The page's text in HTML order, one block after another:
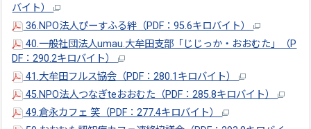
バイト）
36.NPO法人ぴーすふる絆（PDF：95.6キロバイト）
40.一般社団法人umau.大牟田支部「じじっか・おおむた」（P
DF：290.2キロバイト）
41.大牟田フルス協会（PDF：280.1キロバイト）
45.NPO法人つなぎteおおむた（PDF：285.8キロバイト）
49.倉永カフェ 笑（PDF：277.4キロバイト）